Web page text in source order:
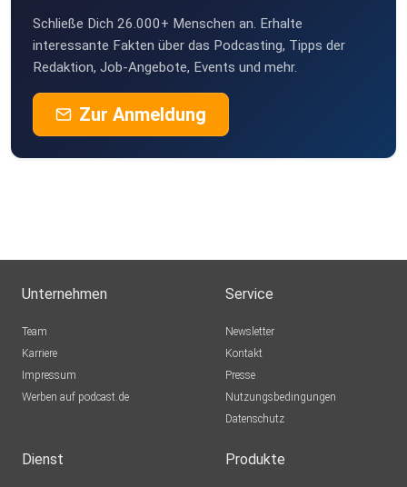
Schließe Dich 26.000+ Menschen an. Erhalte
interessante Fakten über das Podcasting, Tipps der
Redaktion, Job-Angebote, Events und mehr.
Zur Anmeldung
Unternehmen
Team
Karriere
Impressum
Werben auf podcast.de
Service
Newsletter
Kontakt
Presse
Nutzungsbedingungen
Datenschutz
Dienst Produkte